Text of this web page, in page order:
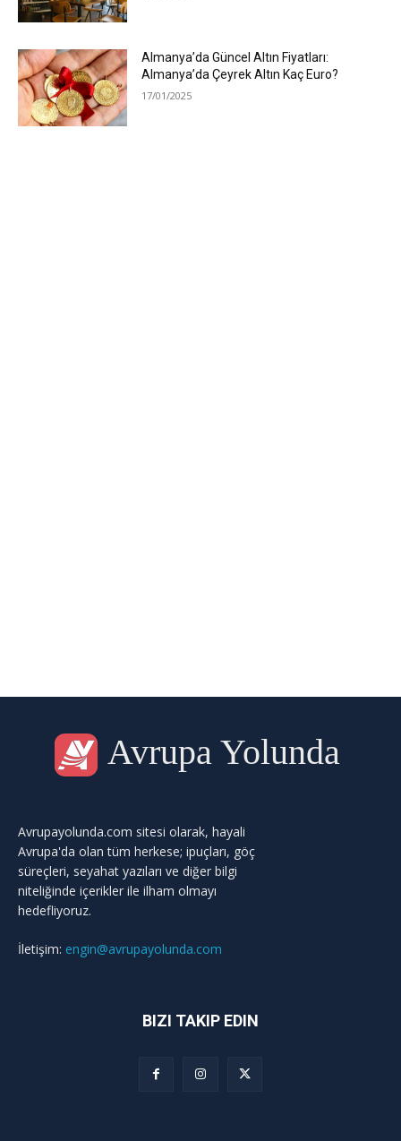
Almanya’da Güncel Altın Fiyatları:
Almanya’da Çeyrek Altın Kaç Euro?
17/01/2025
Avrupa Yolunda
Avrupayolunda.com sitesi olarak, hayali
Avrupa'da olan tüm herkese; ipuçları, göç
süreçleri, seyahat yazıları ve diğer bilgi
niteliğinde içerikler ile ilham olmayı
hedefliyoruz.
İletişim: engin@avrupayolunda.com
BIZI TAKIP EDIN